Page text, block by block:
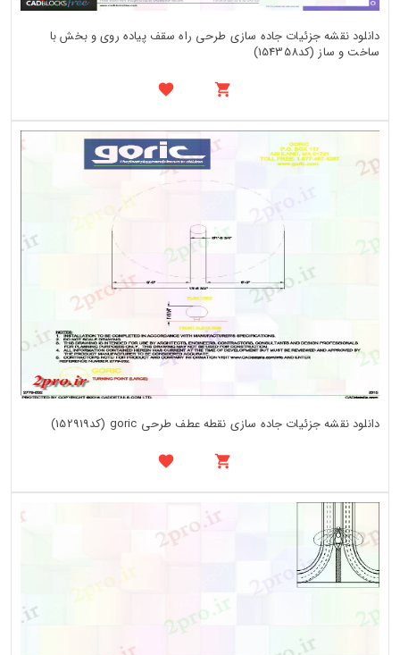
دانلود نقشه جزئیات جاده سازی طرحی راه سقف پیاده روی و بخش با
ساخت و ساز (کد154358)
دانلود نقشه جزئیات جاده سازی نقطه عطف طرحی goric (کد152919)